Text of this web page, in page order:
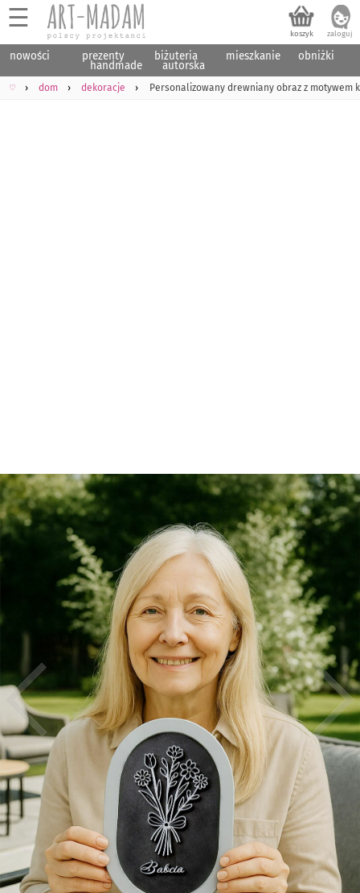
☰
nowości prezenty
handmade
biżuteria
autorska
mieszkanie obniżki
♡ dom dekoracje Personalizowany drewniany obraz z motywem